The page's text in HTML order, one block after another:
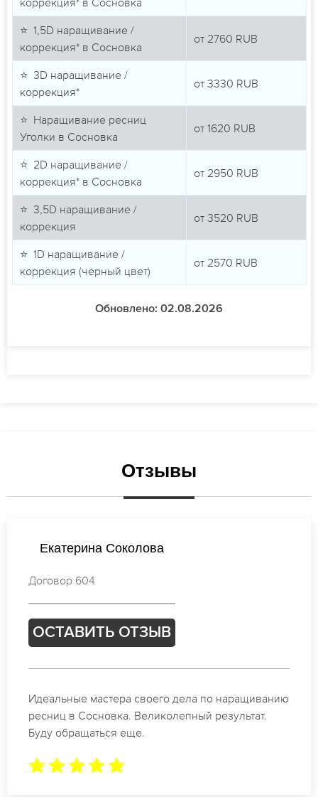
⭐ 1,5D наращивание /
коррекция* в Сосновка
от 2760 RUB
⭐ 3D наращивание /
коррекция*
от 3330 RUB
⭐ Наращивание ресниц
Уголки в Сосновка
от 1620 RUB
⭐ 2D наращивание /
коррекция* в Сосновка
от 2950 RUB
⭐ 3,5D наращивание /
коррекция
от 3520 RUB
⭐ 1D наращивание /
коррекция (черный цвет)
от 2570 RUB
Обновлено: 02.08.2026
Отзывы
Ксения Иванова
Договор 710
ОСТАВИТЬ ОТЗЫВ
Спасибо огромное. Заказывала наращивание
ресниц в Сосновка для мероприятия. За 2 часа
все было готово.